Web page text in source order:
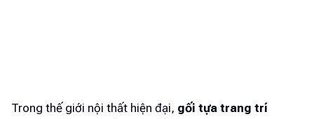
Trong thế giới nội thất hiện đại, gối tựa trang trí